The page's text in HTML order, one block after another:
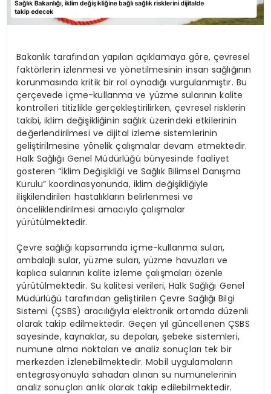
Bakanlık tarafından yapılan açıklamaya göre, çevresel
faktörlerin izlenmesi ve yönetilmesinin insan sağlığının
korunmasında kritik bir rol oynadığı vurgulanmıştır. Bu
çerçevede içme-kullanma ve yüzme sularının kalite
kontrolleri titizlikle gerçekleştirilirken, çevresel risklerin
takibi, iklim değişikliğinin sağlık üzerindeki etkilerinin
değerlendirilmesi ve dijital izleme sistemlerinin
geliştirilmesine yönelik çalışmalar devam etmektedir.
Halk Sağlığı Genel Müdürlüğü bünyesinde faaliyet
gösteren “İklim Değişikliği ve Sağlık Bilimsel Danışma
Kurulu” koordinasyonunda, iklim değişikliğiyle
ilişkilendirilen hastalıkların belirlenmesi ve
önceliklendirilmesi amacıyla çalışmalar
yürütülmektedir.
Çevre sağlığı kapsamında içme-kullanma suları,
ambalajlı sular, yüzme suları, yüzme havuzları ve
kaplıca sularının kalite izleme çalışmaları özenle
yürütülmektedir. Su kalitesi verileri, Halk Sağlığı Genel
Müdürlüğü tarafından geliştirilen Çevre Sağlığı Bilgi
Sistemi (ÇSBS) aracılığıyla elektronik ortamda düzenli
olarak takip edilmektedir. Geçen yıl güncellenen ÇSBS
sayesinde, kaynaklar, su depoları, şebeke sistemleri,
numune alma noktaları ve analiz sonuçları tek bir
merkezden izlenebilmektedir. Mobil uygulamaların
entegrasyonuyla sahadan alınan su numunelerinin
analiz sonuçları anlık olarak takip edilebilmektedir.